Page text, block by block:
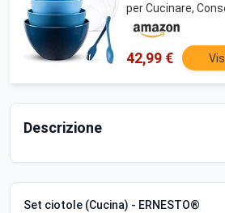
per Cucinare,
Forno, Frutta,
Lavastoviglie,
42,99 €
Descrizione
Set ciotole (Cucina) - ERNESTO®